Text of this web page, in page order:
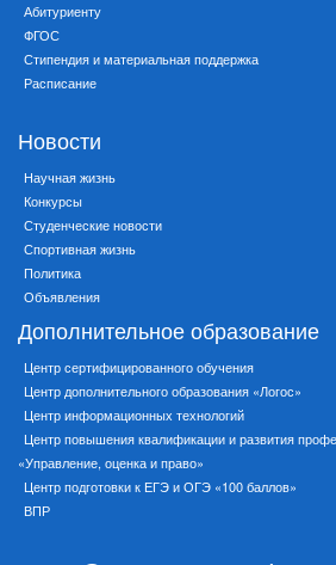
Абитуриенту
ФГОС
Стипендия и материальная поддержка
Расписание
Новости
Научная жизнь
Конкурсы
Студенческие новости
Спортивная жизнь
Политика
Объявления
Дополнительное образование
Центр сертифицированного обучения
Центр дополнительного образования «Логос»
Центр информационных технологий
Центр повышения квалификации и развития
«Управление, оценка и право»
Центр подготовки к ЕГЭ и ОГЭ «100 баллов»
ВПР